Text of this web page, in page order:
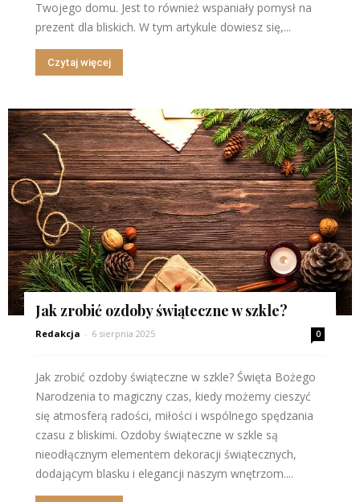
Twojego domu. Jest to również wspaniały pomysł na
prezent dla bliskich. W tym artykule dowiesz się,...
Czytaj więcej
Jak zrobić ozdoby świąteczne w szkle?
Redakcja - 6 sierpnia 2025 0
Jak zrobić ozdoby świąteczne w szkle? Święta Bożego
Narodzenia to magiczny czas, kiedy możemy cieszyć
się atmosferą radości, miłości i wspólnego spędzania
czasu z bliskimi. Ozdoby świąteczne w szkle są
nieodłącznym elementem dekoracji świątecznych,
dodającym blasku i elegancji naszym wnętrzom....